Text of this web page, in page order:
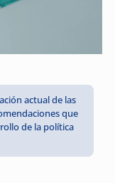
actual de las
que
de la política